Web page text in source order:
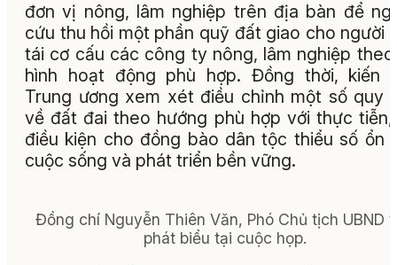
đơn vị nông, lâm nghiệp trên địa bàn để
cứu thu hồi một phần quỹ đất giao cho người
tái cơ cấu các công ty nông, lâm nghiệp
hình hoạt động phù hợp. Đồng thời, kiến
Trung ương xem xét điều chỉnh một số quy
về đất đai theo hướng phù hợp với thực
điều kiện cho đồng bào dân tộc thiểu số ổn
cuộc sống và phát triển bền vững.
Đồng chí Nguyễn Thiên Văn, Phó Chủ tịch UBND
phát biểu tại cuộc họp.